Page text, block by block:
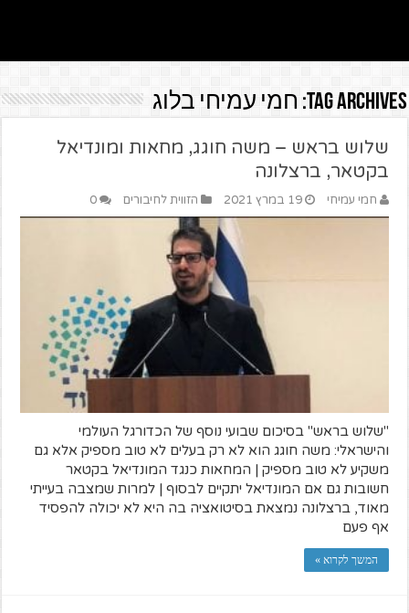
Tag Archives: חמי עמיחי בלוג
שלוש בראש – משה חוגג, מחאות ומונדיאל
בקטאר, ברצלונה
חמי עמיחי 19 במרץ 2021 הזווית לחיבורים 0
"שלוש בראש" בסיכום שבועי נוסף של הכדורגל העולמי
והישראלי: משה חוגג הוא לא רק בעלים לא טוב מספיק אלא גם
משקיע לא טוב מספיק | המחאות כנגד המונדיאל בקטאר
חשובות גם אם המונדיאל יתקיים לבסוף | למרות שמצבה בעייתי
מאוד, ברצלונה נמצאת בסיטואציה בה היא לא יכולה להפסיד
אף פעם
המשך לקרוא »